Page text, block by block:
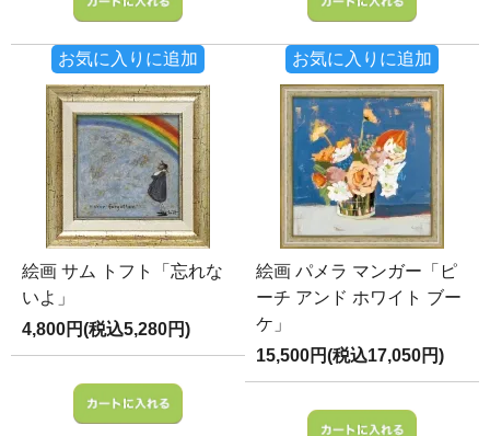
お気に入りに追加 お気に入りに追加
絵画 サム トフト「忘れな
いよ」
4,800円(税込5,280円)
絵画 パメラ マンガー「ピ
ーチ アンド ホワイト ブー
ケ」
15,500円(税込17,050円)